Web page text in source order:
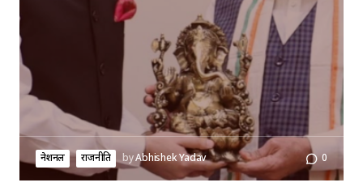
नेशनल राजनीति byAbhishek Yadav 0